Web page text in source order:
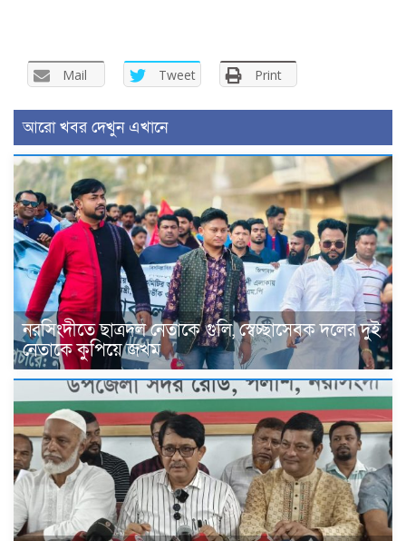
Mail Tweet Print
আরো খবর দেখুন এখানে
নরসিংদীতে ছাত্রদল নেতাকে গুলি, স্বেচ্ছাসেবক দলের দুই
নেতাকে কুপিয়ে জখম